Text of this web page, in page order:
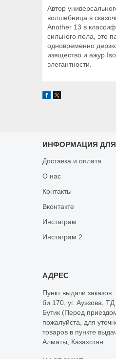
Автор
волшебница в
Another 13 в
сильного пола, это
одновременно
изящество и ажур
элегантности.
ИНФОРМАЦИЯ
Доставка и оплата
О нас
Контакты
Вконтакте
Инстаграм
Инстаграм 2
Пункт выдачи
би 170, уг. Ауэзова,
Бутик (Перед
пожалуйста, для
товаров в пункте
Алматы, Казахстан